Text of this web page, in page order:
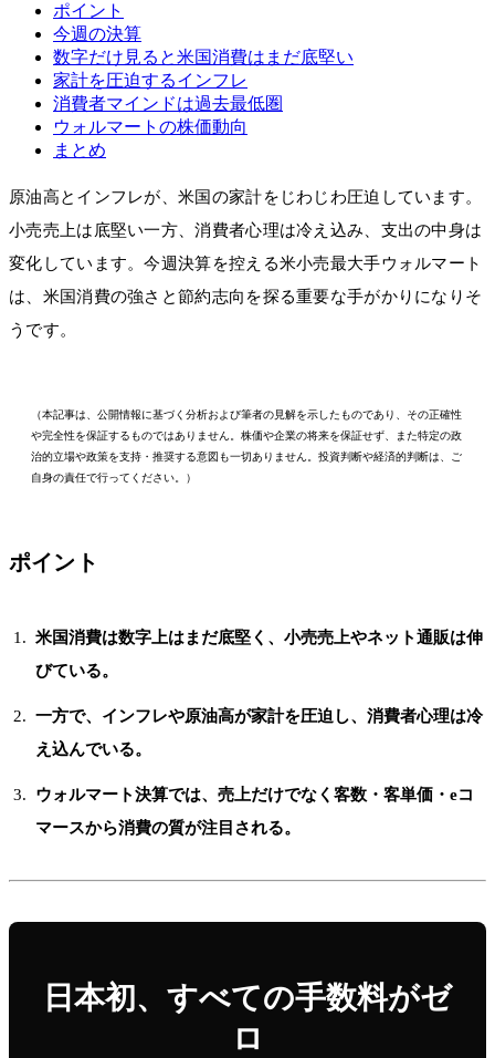
ポイント
今週の決算
数字だけ見ると米国消費はまだ底堅い
家計を圧迫するインフレ
消費者マインドは過去最低圏
ウォルマートの株価動向
まとめ
原油高とインフレが、米国の家計をじわじわ圧迫しています。
小売売上は底堅い一方、消費者心理は冷え込み、支出の中身は
変化しています。今週決算を控える米小売最大手ウォルマート
は、米国消費の強さと節約志向を探る重要な手がかりになりそ
うです。
（本記事は、公開情報に基づく分析および筆者の見解を示したものであり、その正確性
や完全性を保証するものではありません。株価や企業の将来を保証せず、また特定の政
治的立場や政策を支持・推奨する意図も一切ありません。投資判断や経済的判断は、ご
自身の責任で行ってください。）
ポイント
米国消費は数字上はまだ底堅く、小売売上やネット通販は伸
びている。
一方で、インフレや原油高が家計を圧迫し、消費者心理は冷
え込んでいる。
ウォルマート決算では、売上だけでなく客数・客単価・eコ
マースから消費の質が注目される。
日本初、すべての手数料がゼ
ロ